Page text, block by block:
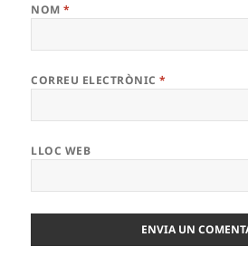
NOM*
CORREU ELECTRÒNIC*
LLOC WEB